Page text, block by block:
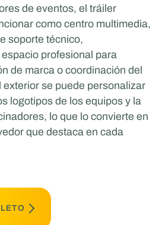
de eventos, el tráiler
como centro multimedia,
soporte técnico,
profesional para
de marca o coordinación del
exterior se puede personalizar
logotipos de los equipos y la
lo que lo convierte en
que destaca en cada